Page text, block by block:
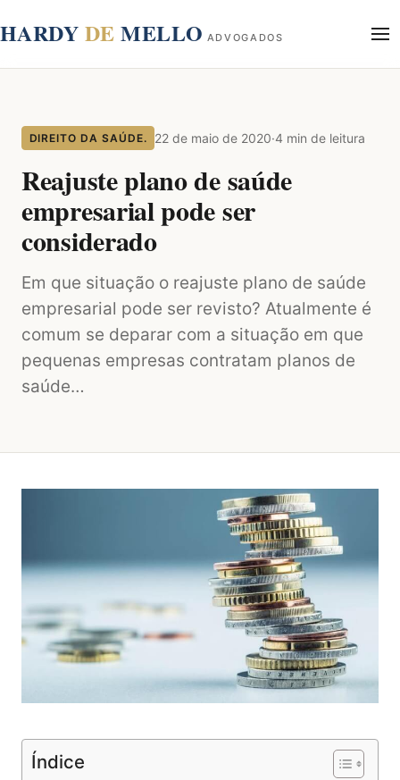
HARDY DE MELLO ADVOGADOS
Áreas de Atuação
Contato
DIREITO DA SAÚDE. 22 de maio de 2020·4 min de leitura
Reajuste plano de saúde
empresarial pode ser
considerado
Em que situação o reajuste plano de saúde
empresarial pode ser revisto? Atualmente é
comum se deparar com a situação em que
pequenas empresas contratam planos de
saúde…
Índice